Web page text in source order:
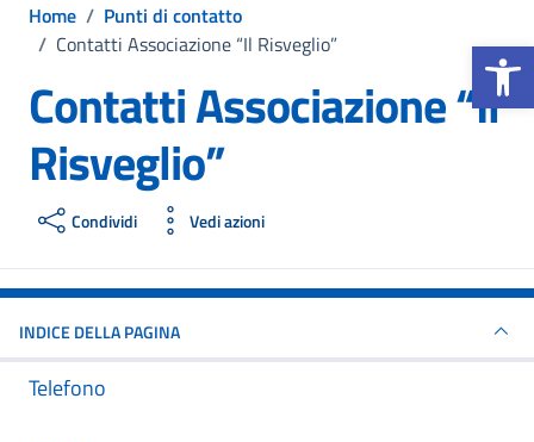
Apri la
Home / Punti di contatto
/ Contatti Associazione “Il Risveglio”
Contatti Associazione “Il
Risveglio”
Condividi Vedi azioni
INDICE DELLA PAGINA
Telefono